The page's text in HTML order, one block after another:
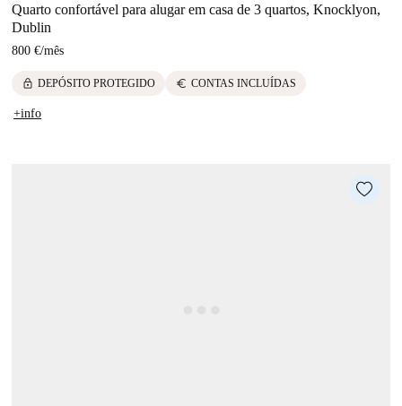
Quarto confortável para alugar em casa de 3 quartos, Knocklyon,
Dublin
800 €/mês
lock DEPÓSITO PROTEGIDO euro CONTAS INCLUÍDAS
+info